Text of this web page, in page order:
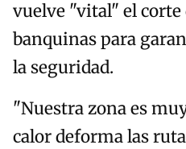
vuelve "vital" el corte
banquinas para
la seguridad.
"Nuestra zona es
calor deforma las